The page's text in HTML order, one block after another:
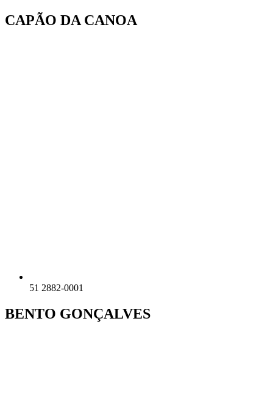
Ir
para
CAPÃO DA CANOA
51 2882-0001
BENTO GONÇALVES